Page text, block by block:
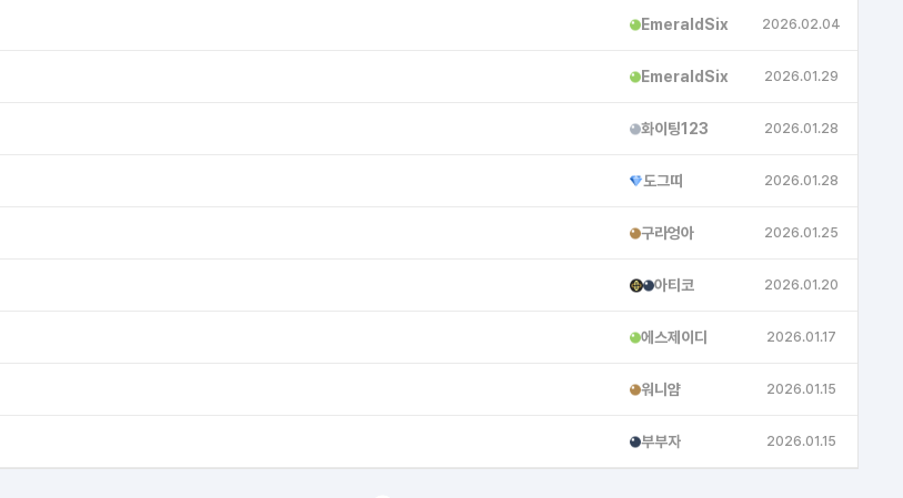
EmeraldSix 2026.02.04
EmeraldSix 2026.01.29
화이팅123 2026.01.28
도그띠 모카2026.01.28
구라엉아 2026.01.25
아티코 2026.01.20
에스제이디 2026.01.17
워니얌 2026.01.15
부부자 월드2026.01.15